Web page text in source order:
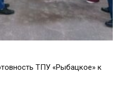
ТПУ «Рыбацкое» к